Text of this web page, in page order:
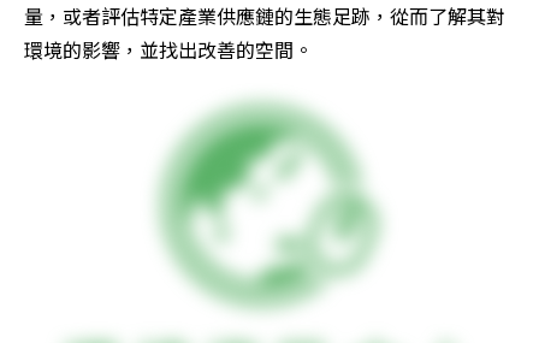
量，或者評估特定產業供應鏈的生態足跡，從而了解其對
環境的影響，並找出改善的空間。